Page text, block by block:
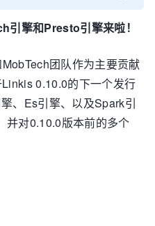
引擎和Presto引擎来啦！
团队作为主要贡献
0.10.0的下一个发行
、Es引擎、以及Spark引
并对0.10.0版本前的多个